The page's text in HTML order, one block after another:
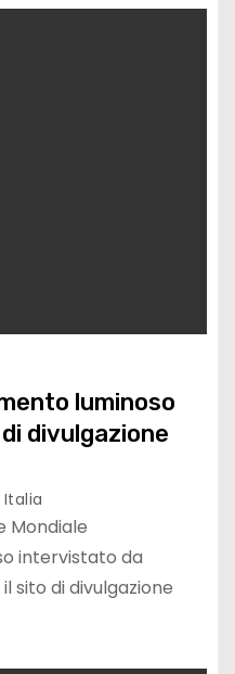
luminoso
divulgazione
Mondiale
intervistato da
sito di divulgazione